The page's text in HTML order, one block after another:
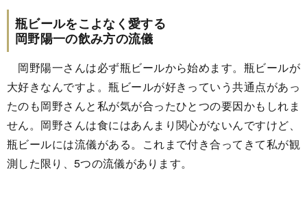
瓶ビールをこよなく愛する
岡野陽一の飲み方の流儀
岡野陽一さんは必ず瓶ビールから始めます。瓶ビールが
大好きなんですよ。瓶ビールが好きっていう共通点があっ
たのも岡野さんと私が気が合ったひとつの要因かもしれま
せん。岡野さんは食にはあんまり関心がないんですけど、
瓶ビールには流儀がある。これまで付き合ってきて私が観
測した限り、5つの流儀があります。